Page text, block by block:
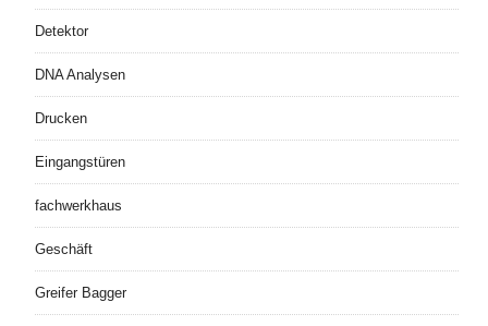
Detektor
DNA Analysen
Drucken
Eingangstüren
fachwerkhaus
Geschäft
Greifer Bagger